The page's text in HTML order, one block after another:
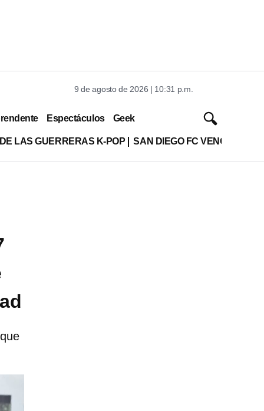
9 de agosto de 2026 | 10:31 p.m.
Espectáculos Geek
LAS GUERRERAS K-POP SAN DIEGO FC VENCE A